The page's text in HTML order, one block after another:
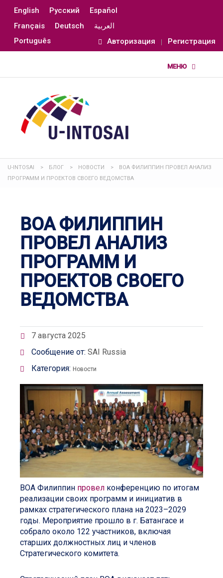
English Русский
Español
Français
Deutsch
العربية
Português
Авторизация Регистрация
U-INTOSAI > БЛОГ > НОВОСТИ >
ВОА ФИЛИППИН ПРОВЕЛ АНАЛИЗ
ПРОГРАММ И ПРОЕКТОВ СВОЕГО ВЕДОМСТВА
ВОА ФИЛИППИН
ПРОВЕЛ АНАЛИЗ
ПРОГРАММ И
ПРОЕКТОВ СВОЕГО
ВЕДОМСТВА
7 августа 2025
Сообщение от: SAI Russia
Категория: Новости
ВОА Филиппин провел конференцию по итогам
реализации своих программ и инициатив в
рамках стратегического плана на 2023–2029
годы. Мероприятие прошло в г. Батангасе и
собрало около 122 участников, включая
старших должностных лиц и членов
Стратегического комитета.